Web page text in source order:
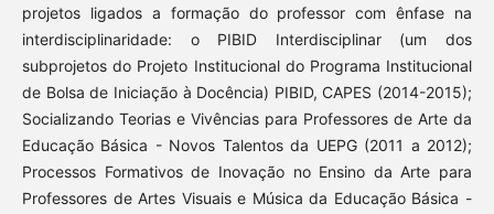
projetos ligados a formação do professor com ênfase na
interdisciplinaridade: o PIBID Interdisciplinar (um dos
subprojetos do Projeto Institucional do Programa Institucional
de Bolsa de Iniciação à Docência) PIBID, CAPES (2014-2015);
Socializando Teorias e Vivências para Professores de Arte da
Educação Básica - Novos Talentos da UEPG (2011 a 2012);
Processos Formativos de Inovação no Ensino da Arte para
Professores de Artes Visuais e Música da Educação Básica -